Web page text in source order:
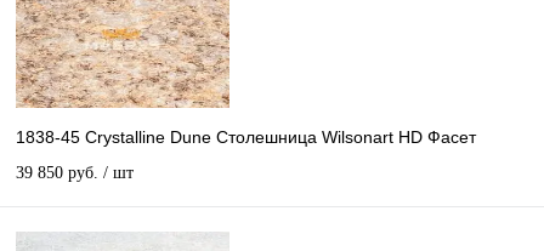
1838-45 Crystalline Dune Столешница Wilsonart HD Фасет
39 850 руб. / шт